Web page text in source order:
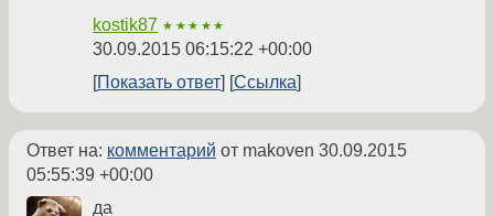
kostik87 ★★★★★
30.09.2015 06:15:22 +00:00
Показать ответ
Ссылка
Ответ на: комментарий от makoven 30.09.2015
05:55:39 +00:00
да